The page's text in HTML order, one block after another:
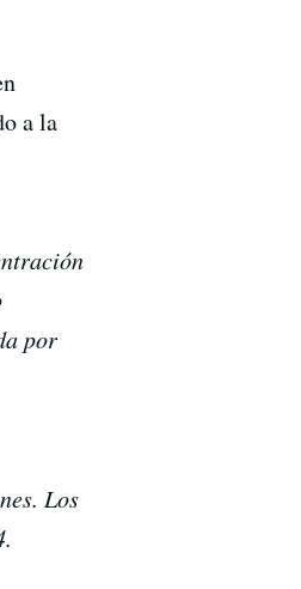
a la
por
Los